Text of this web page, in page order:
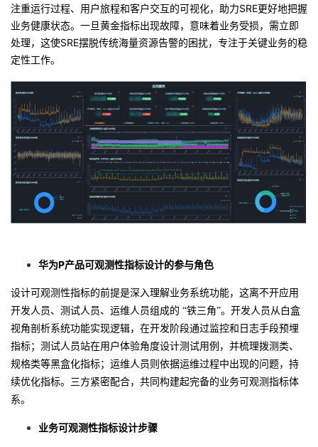
注重运行过程、用户旅程和客户交互的可视化，助力SRE更好地把握
业务健康状态。一旦黄金指标出现故障，意味着业务受损，需立即
处理，这使SRE摆脱传统海量资源告警的困扰，专注于关键业务的稳
定性工作。
华为P产品可观测性指标设计的参与角色
设计可观测性指标的前提是深入理解业务系统功能，这离不开应用
开发人员、测试人员、运维人员组成的 “铁三角”。开发人员从白盒
视角剖析系统功能实现逻辑，在开发阶段通过监控和日志手段预埋
指标；测试人员站在用户体验角度设计测试用例，并梳理拨测类、
规格类等黑盒化指标；运维人员则依据运维过程中出现的问题，持
续优化指标。三方紧密配合，共同构建起完备的业务可观测指标体
系。
业务可观测性指标设计步骤